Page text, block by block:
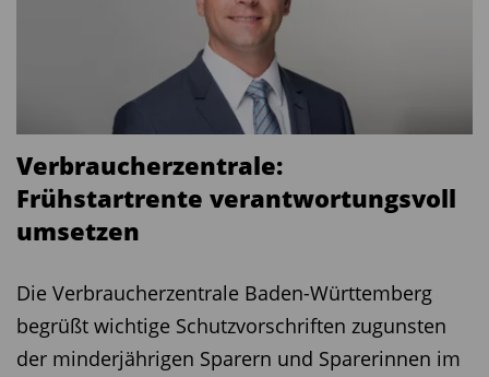
Verbraucherzentrale:
Frühstartrente verantwortungsvoll
umsetzen ­ ­ ­ ­ ­ ­
Die Verbraucherzentrale Baden-Württemberg
begrüßt wichtige Schutzvorschriften zugunsten
der minderjährigen Sparern und Sparerinnen im